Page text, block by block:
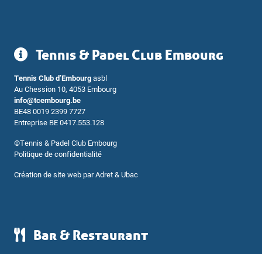
Tennis & Padel Club Embourg
Tennis Club d’Embourgasbl
Au Chession 10, 4053 Embourg
info@tcembourg.be
BE48 0019 2399 7727
Entreprise BE 0417.553.128
©Tennis & Padel Club Embourg
Politique de confidentialité
Création de site web parAdret & Ubac
Bar & Restaurant